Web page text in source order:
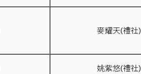
麥耀天(禮社)
姚紫悠(禮社)